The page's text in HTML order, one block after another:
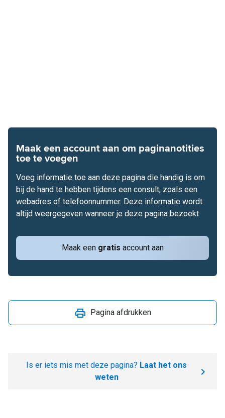
Maak een account aan om paginanotities
toe te voegen
Maak een gratis account aan
Voeg informatie toe aan deze pagina die handig is om
bij de hand te hebben tijdens een consult, zoals een
webadres of telefoonnummer. Deze informatie wordt
altijd weergegeven wanneer je deze pagina bezoekt
Pagina afdrukken
Is er iets mis met deze pagina? Laat het ons
weten